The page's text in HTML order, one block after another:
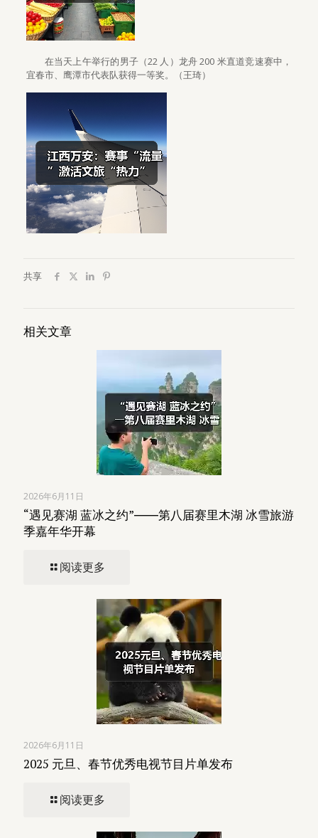
在当天上午举行的男子（22 人）龙舟 200 米直道竞速赛中，
宜春市、鹰潭市代表队获得一等奖。（王琦）
共享
相关文章
2026年6月11日
“遇见赛湖 蓝冰之约”――第八届赛里木湖 冰雪旅游
季嘉年华开幕
阅读更多
2026年6月11日
2025 元旦、春节优秀电视节目片单发布
阅读更多